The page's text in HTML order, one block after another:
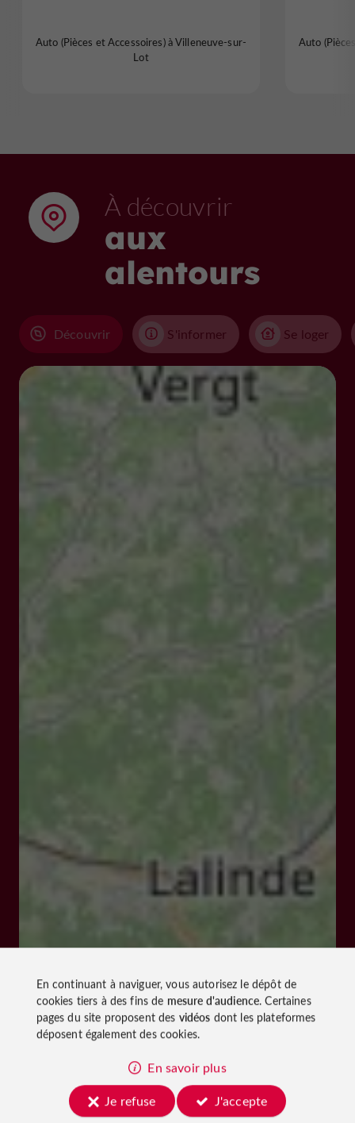
Auto (Pièces et Accessoires) à Villeneuve-sur-
Lot
Auto
À découvrir
aux
alentours
Découvrir S'informer Se loger
En continuant à naviguer, vous autorisez le dépôt de
cookies tiers à des fins de mesure d'audience. Certaines
pages du site proposent des vidéos dont les plateformes
déposent également des cookies.
En savoir plus
Je refuse
J'accepte